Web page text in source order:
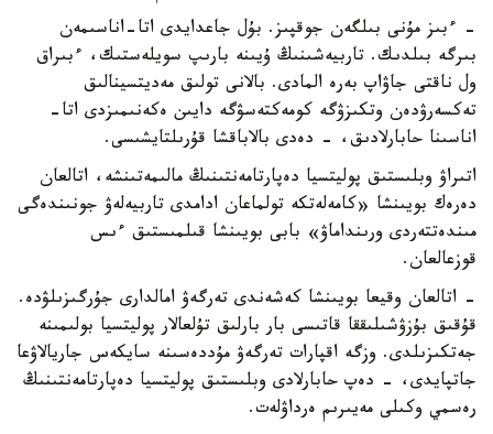
- ءبىز مۇنى بىلگەن جوقپىز. بۇل جاعدايدى اتا-اناسىمەن
بىرگە بىلدىك. تاربيەشىنىڭ ۇيىنە بارىپ سويلەستىك، ءبىراق
ول ناقتى جاۋاپ بەرە المادى. بالانى تولىق مەديتسينالىق
تەكسەرۋدەن وتكىزۋگە كومەكتەسۋگە دايىن ەكەنىمىزدى اتا-
اناسىنا حابارلادىق، - دەدى بالاباقشا قۇرىلتايشىسى.
اتىراۋ وبلىستىق پوليتسيا دەپارتامەنتىنىڭ مالىمەتىنشە، اتالعان
دەرەك بويىنشا «كامەلەتكە تولماعان ادامدى تاربيەلەۋ جونىندەگى
مىندەتتەردى ورىنداماۋ» بابى بويىنشا قىلمىستىق ءىس
قوزعالعان.
- اتالعان وقيعا بويىنشا كەشەندى تەرگەۋ امالدارى جۇرگىزىلۋدە.
قۇقىق بۇزۋشىلىققا قاتىسى بار بارلىق تۇلعالار پوليتسيا بولىمىنە
جەتكىزىلدى. وزگە اقپارات تەرگەۋ مۇددەسىنە سايكەس جاريالاۋعا
جاتپايدى، - دەپ حابارلادى وبلىستىق پوليتسيا دەپارتامەنتىنىڭ
رەسمي وكىلى مەيىرىم ەرداۋلەت.